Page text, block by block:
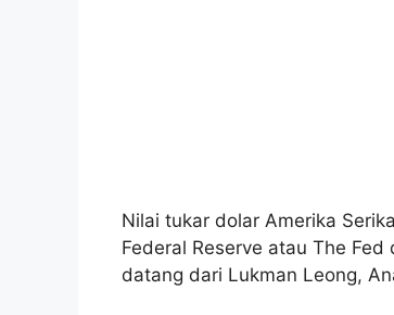
Nilai tukar dolar Amerika
Federal Reserve atau The
datang dari Lukman Leong,